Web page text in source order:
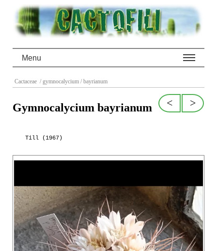
Menu
Cactaceae / gymnocalycium / bayrianum
>
<
Gymnocalycium bayrianum
Till (1967)